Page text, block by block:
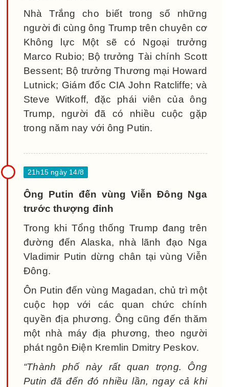
Nhà Trắng cho biết trong số những
người đi cùng ông Trump trên chuyên cơ
Không lực Một sẽ có Ngoại trưởng
Marco Rubio; Bộ trưởng Tài chính Scott
Bessent; Bộ trưởng Thương mại Howard
Lutnick; Giám đốc CIA John Ratcliffe; và
Steve Witkoff, đặc phái viên của ông
Trump, người đã có nhiều cuộc gặp
trong năm nay với ông Putin.
Ông Putin đến vùng Viễn Đông Nga
trước thượng đỉnh
Trong khi Tổng thống Trump đang trên
đường đến Alaska, nhà lãnh đạo Nga
Vladimir Putin dừng chân tại vùng Viễn
Đông.
Ôn Putin đến vùng Magadan, chủ trì một
cuộc họp với các quan chức chính
quyền địa phương. Ông cũng đến thăm
một nhà máy địa phương, theo người
phát ngôn Điện Kremlin Dmitry Peskov.
“Thành phố này rất quan trọng. Ông
Putin đã đến đó nhiều lần, ngay cả khi